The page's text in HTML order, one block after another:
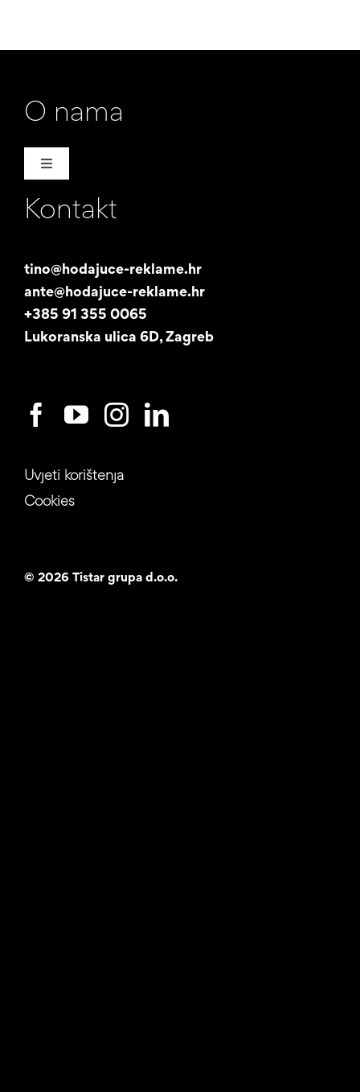
O nama
Toggle
Naša priča
Studentski posao
Kontakt
tino@hodajuce-reklame.hr
ante@hodajuce-reklame.hr
+385 91 355 0065
Lukoranska ulica 6D, Zagreb
Uvjeti korištenja
Cookies
© 2026 Tistar grupa d.o.o.